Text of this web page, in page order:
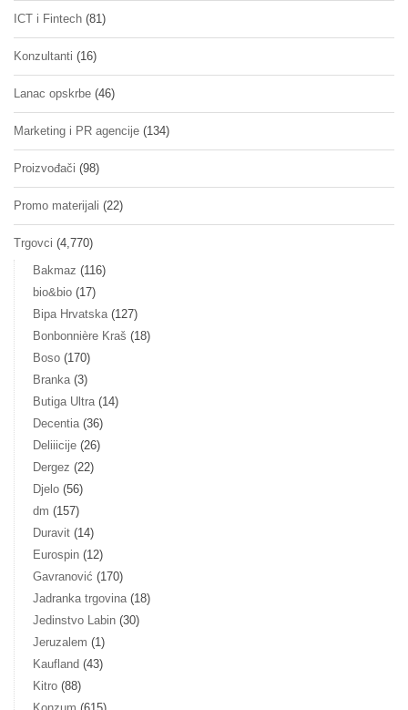
ICT i Fintech (81)
Konzultanti (16)
Lanac opskrbe (46)
Marketing i PR agencije (134)
Proizvođači (98)
Promo materijali (22)
Trgovci (4,770)
Bakmaz (116)
bio&bio (17)
Bipa Hrvatska(127)
Bonbonnière Kraš (18)
Boso (170)
Branka(3)
Butiga Ultra(14)
Decentia(36)
Deliiicije (26)
Dergez (22)
Djelo (56)
dm (157)
Duravit (14)
Eurospin (12)
Gavranović (170)
Jadranka trgovina(18)
Jedinstvo Labin (30)
Jeruzalem (1)
Kaufland (43)
Kitro (88)